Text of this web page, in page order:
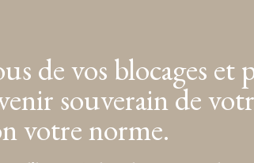
de vos blocages et
souverain de
votre norme.